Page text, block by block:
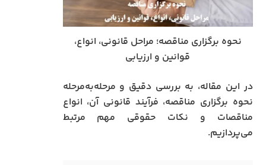
نحوه برگزاری مناقصه؛ مراحل قانونی، انواع،
قوانین و ارزیابی
در این مقاله، به بررسی دقیق و مرحله‌به‌مرحله
نحوه برگزاری مناقصه، فرآیند قانونی آن، انواع
مناقصات و نکات حقوقی مهم مرتبط
می‌پردازیم.